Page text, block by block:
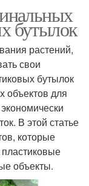
бутылок
растений,
свои
бутылок
объектов для
В этой статье
которые
объекты.